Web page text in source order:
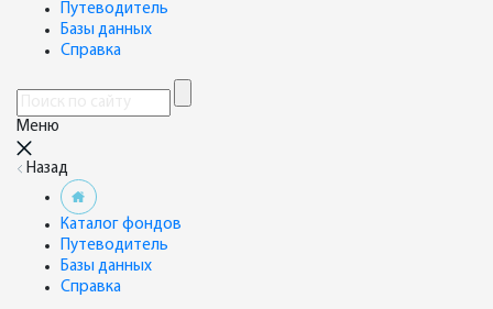
Путеводитель
Базы данных
Справка
Меню
Назад
Каталог фондов
Путеводитель
Базы данных
Справка